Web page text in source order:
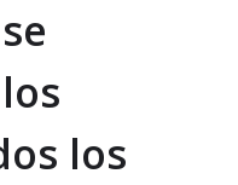
los